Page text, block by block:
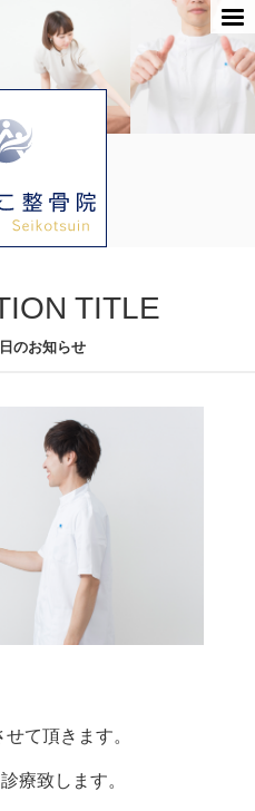
TITLE
のお知らせ
て頂きます。
療致します。